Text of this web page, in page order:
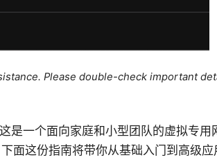
Please double-check important
一个面向家庭和小型团队的虚拟专用
面这份指南将带你从基础入门到高级